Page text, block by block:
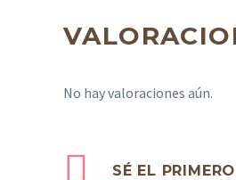
No hay valoraciones aún.
SÉ EL